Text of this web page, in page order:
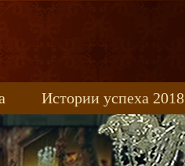
Истории успеха 2018